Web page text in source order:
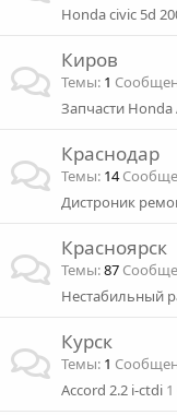
Honda civic 5d
Киров
Темы 1
Запчасти Honda
Краснодар
Темы 14
Дистроник
Красноярск
Темы 87
Нестабильный
Курск
Темы 1
Accord 2.2 i-ctdi